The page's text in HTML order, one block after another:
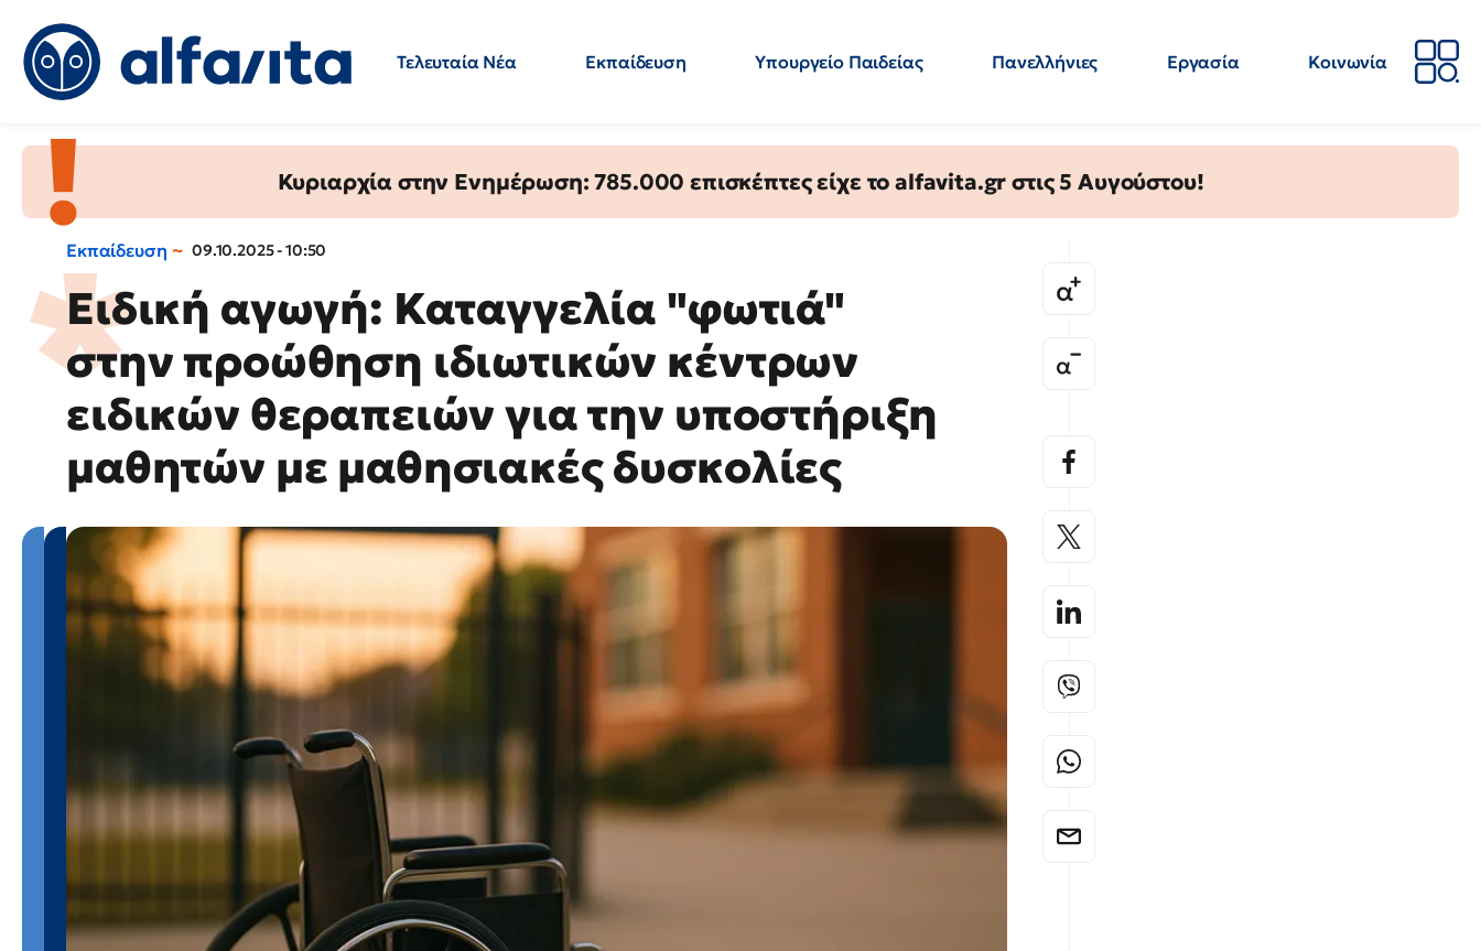
Τελευταία Νέα Εκπαίδευση Υπουργείο Παιδείας Πανελλήνιες Εργασία
Κοινωνία
Κυριαρχία στην Ενημέρωση: 785.000 επισκέπτες είχε το alfavita.gr στις 5 Αυγούστου!
Εκπαίδευση 09.10.2025 - 10:50
Ειδική αγωγή: Καταγγελία "φωτιά"
στην προώθηση ιδιωτικών κέντρων
ειδικών θεραπειών για την υποστήριξη
μαθητών με μαθησιακές δυσκολίες